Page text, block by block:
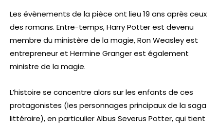
Les évènements de la pièce ont lieu 19 ans après ceux
des romans. Entre-temps, Harry Potter est devenu
membre du ministère de la magie, Ron Weasley est
entrepreneur et Hermine Granger est également
ministre de la magie.
L’histoire se concentre alors sur les enfants de ces
protagonistes (les personnages principaux de la saga
littéraire), en particulier Albus Severus Potter, qui tient